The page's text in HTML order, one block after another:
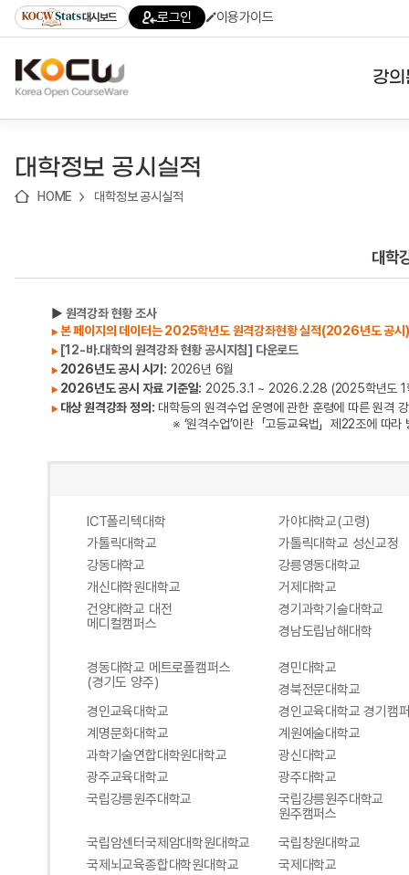
기
기
기
content)
가
대시보드 로그인 이용가이드
강
테마
대학정보 공시실적
HOME 대학정보 공시실적
대학
▶ 원격강좌 현황 조사
▶본 페이지의 데이터는 2025학년도 원격강좌현황 실적(2026년도 공시
▶ [12-바.대학의 원격강좌 현황 공시지침] 다운로드
▶ 2026년도 공시 시기: 2026년 6월
▶ 2026년도 공시 자료 기준일: 2025.3.1 ~ 2026.2.28 (2025학년도 1
▶ 대상 원격강좌 정의: 대학등의 원격수업 운영에 관한 훈령에 따른 원격
※ ‘원격수업’이란 「고등교육법」 제22조에 따라 방송·정
ICT폴리텍대학
가야대학교(고령)
가톨릭대학교
가톨릭대학교 성신교정
강동대학교
강릉영동대학교
개신대학원대학교
거제대학교
건양대학교 대전
메디컬캠퍼스
경기과학기술대학교
경남도립남해대학
경동대학교 메트로폴캠퍼스
(경기도 양주)
경민대학교
경북전문대학교
경인교육대학교
경인교육대학교 경기캠
계명문화대학교
계원예술대학교
과학기술연합대학원대학교
광신대학교
광주교육대학교
광주대학교
국립강릉원주대학교
국립강릉원주대학교
원주캠퍼스
국립암센터국제암대학원대학교
국립창원대학교
국제뇌교육종합대학원대학교
국제대학교